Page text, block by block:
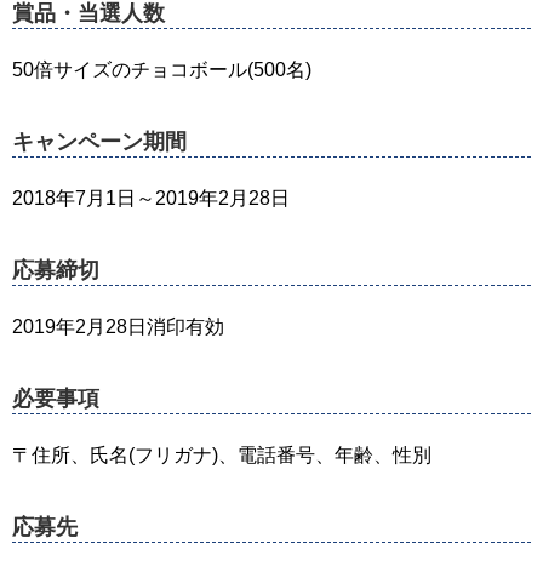
賞品・当選人数
50倍サイズのチョコボール(500名)
キャンペーン期間
2018年7月1日～2019年2月28日
応募締切
2019年2月28日消印有効
必要事項
〒住所、氏名(フリガナ)、電話番号、年齢、性別
応募先